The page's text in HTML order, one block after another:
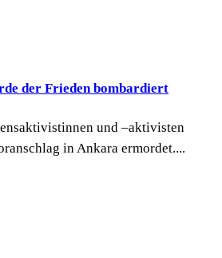
der Frieden bombardiert
und –aktivisten
in Ankara ermordet....